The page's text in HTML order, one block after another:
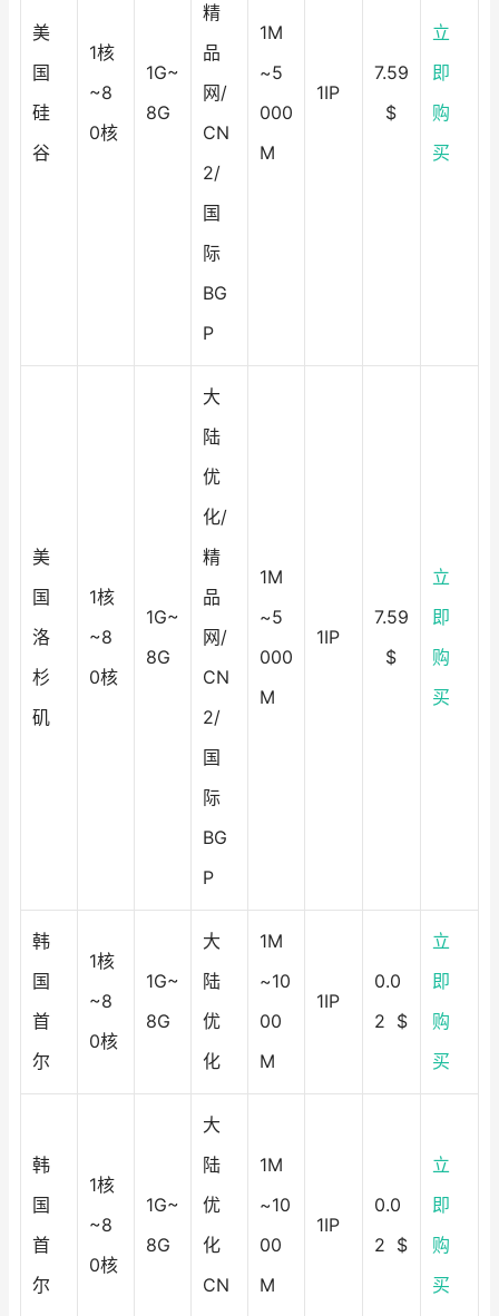
美
国
硅
谷
1核
~8
0核
1G~
8G
精
品
网/
CN
2/
国
际
BG
P
1M
~5
000
M
1IP
7.59
$
立
即
购
买
美
国
洛
杉
矶
1核
~8
0核
1G~
8G
大
陆
优
化/
精
品
网/
CN
2/
国
际
BG
P
1M
~5
000
M
1IP
7.59
$
立
即
购
买
韩
国
首
尔
1核
~8
0核
1G~
8G
大
陆
优
化
1M
~10
00
M
1IP
0.0
2 $
立
即
购
买
韩
国
首
尔
1核
~8
0核
1G~
8G
大
陆
优
化
CN
1M
~10
00
M
1IP
0.0
2 $
立
即
购
买